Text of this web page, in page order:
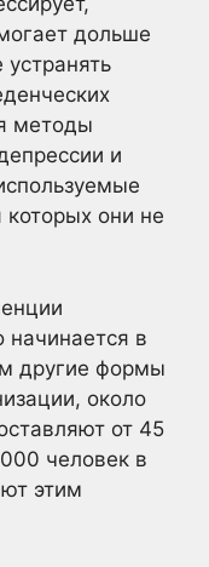
дольше
методы
и
которых они не
начинается в
другие формы
около
от 45
человек в
этим